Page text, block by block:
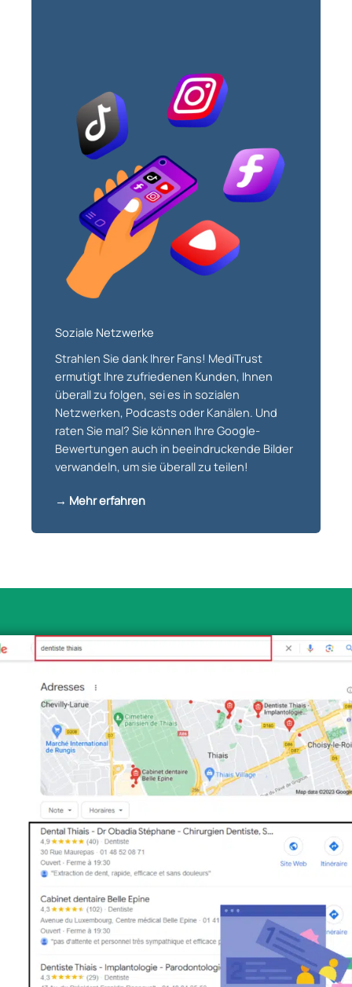
Soziale Netzwerke
Strahlen Sie dank Ihrer Fans! MediTrust
ermutigt Ihre zufriedenen Kunden, Ihnen
überall zu folgen, sei es in sozialen
Netzwerken, Podcasts oder Kanälen. Und
raten Sie mal? Sie können Ihre Google-
Bewertungen auch in beeindruckende Bilder
verwandeln, um sie überall zu teilen!
→ Mehr erfahren